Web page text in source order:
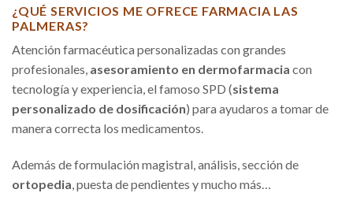
¿QUÉ SERVICIOS ME OFRECE FARMACIA LAS
PALMERAS?
Atención farmacéutica personalizadas con grandes
profesionales, asesoramiento en dermofarmacia con
tecnología y experiencia, el famoso SPD (sistema
personalizado de dosificación) para ayudaros a tomar de
manera correcta los medicamentos.
Además de formulación magistral, análisis, sección de
ortopedia , puesta de pendientes y mucho más…